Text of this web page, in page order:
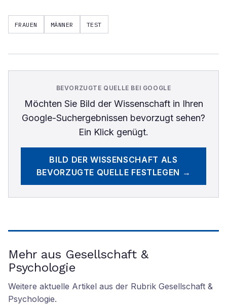
FRAUEN MÄNNER TEST
BEVORZUGTE QUELLE BEI GOOGLE
Möchten Sie Bild der Wissenschaftin Ihren
Google-Suchergebnissen bevorzugt sehen?
Ein Klick genügt.
BILD DER WISSENSCHAFT ALS
BEVORZUGTE QUELLE FESTLEGEN →
Mehr aus Gesellschaft &
Psychologie
Weitere aktuelle Artikel aus der Rubrik Gesellschaft &
Psychologie.